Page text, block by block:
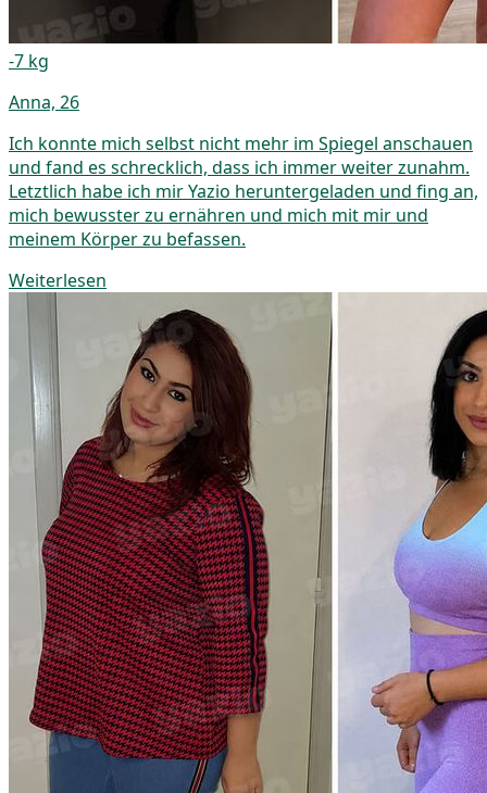
-7 kg
Anna, 26
Ich konnte mich selbst nicht mehr im Spiegel anschauen
und fand es schrecklich, dass ich immer weiter zunahm.
Letztlich habe ich mir Yazio heruntergeladen und fing an,
mich bewusster zu ernähren und mich mit mir und
meinem Körper zu befassen.
Weiterlesen